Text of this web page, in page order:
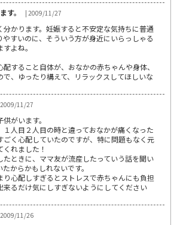
す。
| 2009/11/27
分かります。妊娠すると不安定な気持ちに普通
やすいのに、そういう方が身近にいらっしゃる
よね。
すること自体が、おなかの赤ちゃんや身体、
で、ゆったり構えて、リラックスしてほしいな
11/27
がいます。
１人目２人目の時と違っておなかが痛くなった
ごく心配していたのですが、特に問題もなく元
れました！
たときに、ママ友が流産したっていう話を聞い
からかもしれないです。
り心配しすぎるとストレスで赤ちゃんにも負担
来るだけ気にしすぎないようにしてください
11/26